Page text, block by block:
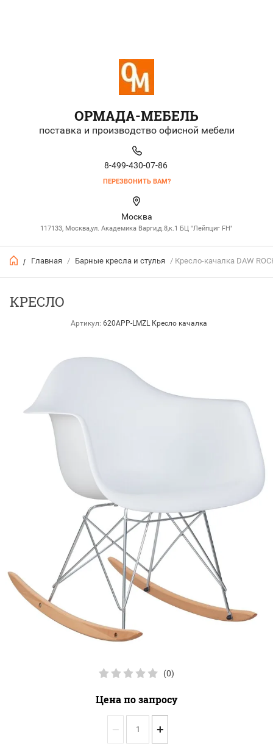
ОРМАДА-МЕБЕЛЬ
поставка и производство офисной мебели
8-499-430-07-86
ПЕРЕЗВОНИТЬ ВАМ?
Москва
117133, Москва,ул. Академика Варги,д.8,к.1 БЦ "Лейпциг FH"
/ Главная / Барные кресла и стулья / Кресло-качалка DAW
КРЕСЛО
Артикул: 620АPP-LMZL Кресло качалка
(0)
Цена по запросу
− +